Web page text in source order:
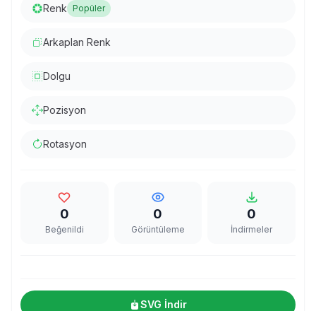
Renk Popüler
Arkaplan Renk
Dolgu
Pozisyon
Rotasyon
0
Beğenildi
0
Görüntüleme
0
İndirmeler
SVG İndir